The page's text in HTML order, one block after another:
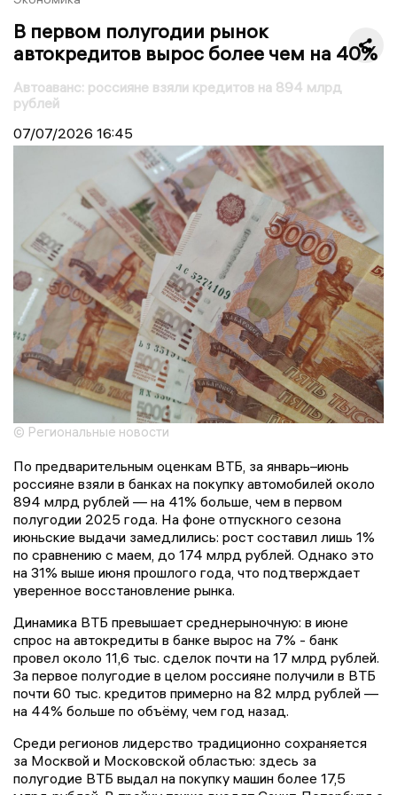
В первом полугодии рынок
автокредитов вырос более чем на 40%
Автоаванс: россияне взяли кредитов на 894 млрд
рублей
07/07/2026 16:45
© Региональные новости
По предварительным оценкам ВТБ, за январь–июнь
россияне взяли в банках на покупку автомобилей около
894 млрд рублей — на 41% больше, чем в первом
полугодии 2025 года. На фоне отпускного сезона
июньские выдачи замедлились: рост составил лишь 1%
по сравнению с маем, до 174 млрд рублей. Однако это
на 31% выше июня прошлого года, что подтверждает
уверенное восстановление рынка.
Динамика ВТБ превышает среднерыночную: в июне
спрос на автокредиты в банке вырос на 7% - банк
провел около 11,6 тыс. сделок почти на 17 млрд рублей.
За первое полугодие в целом россияне получили в ВТБ
почти 60 тыс. кредитов примерно на 82 млрд рублей —
на 44% больше по объёму, чем год назад.
Среди регионов лидерство традиционно сохраняется
за Москвой и Московской областью: здесь за
полугодие ВТБ выдал на покупку машин более 17,5